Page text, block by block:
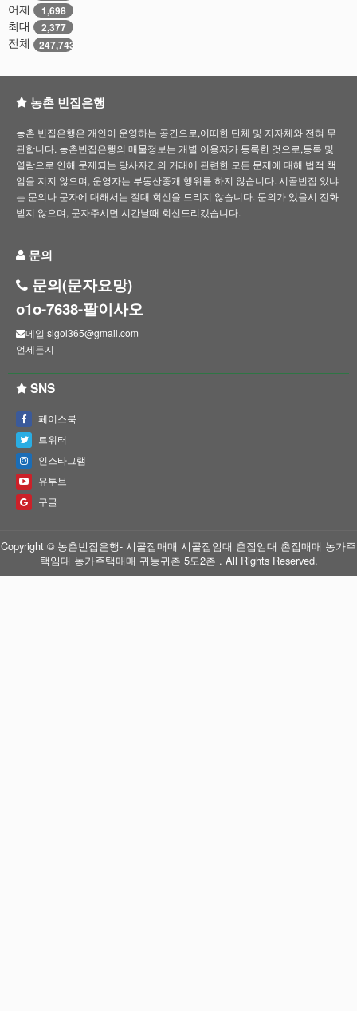
어제 1,698
최대 2,377
전체 247,743
농촌 빈집은행
농촌 빈집은행은 개인이 운영하는 공간으로,어떠한 단체 및 지자체와 전혀 무
관합니다. 농촌빈집은행의 매물정보는 개별 이용자가 등록한 것으로,등록 및
열람으로 인해 문제되는 당사자간의 거래에 관련한 모든 문제에 대해 법적 책
임을 지지 않으며, 운영자는 부동산중개 행위를 하지 않습니다. 시골빈집 있냐
는 문의나 문자에 대해서는 절대 회신을 드리지 않습니다. 문의가 있을시 전화
받지 않으며, 문자주시면 시간날때 회신드리겠습니다.
문의
문의(문자요망)
o1o-7638-팔이사오
메일 sigol365@gmail.com
언제든지
SNS
페이스북
트위터
인스타그램
유투브
구글
Copyright © 농촌빈집은행- 시골집매매 시골집임대 촌집임대 촌집매매 농가주
택임대 농가주택매매 귀농귀촌 5도2촌 . All Rights Reserved.